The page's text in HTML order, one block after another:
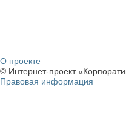
О проекте
© Интернет-проект
Правовая информация